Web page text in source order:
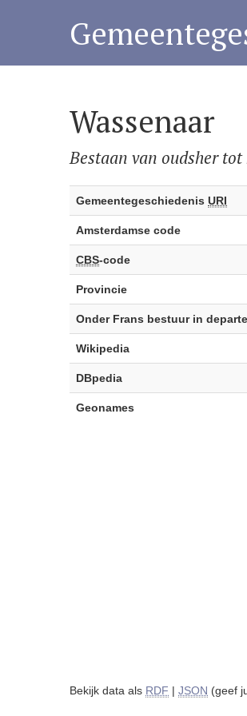
Wassenaar
Bestaan van oudsher tot
Gemeentegeschiedenis URI
Amsterdamse code
CBS-code
Provincie
Onder Frans bestuur in
Wikipedia
DBpedia
Geonames
Bekijk data als RDF | JSON (geef